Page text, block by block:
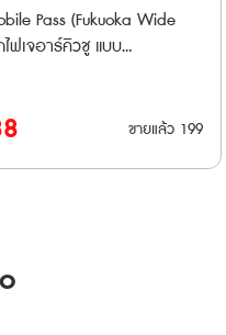
Yokohama Hiking
Experience 3. Forest
Course
Maguro Day Trip One-
Shinagawa Station
City (Temporary Closure)
เพิ่มเติม
en/have-
Pass (Fukuoka Wide
ฟเจอาร์คิวชู แบบ
สำหรับเที่ยวรอบฟุกุโอกะ โคคุ
รบจบใน 2 วัน ● ไม่ต้อง
ซื้อปุ๊ป กดใช้งานได้ทันที ● ไม่
ะบุวันใช้งานและไม่สามารถ
ขายแล้ว 199